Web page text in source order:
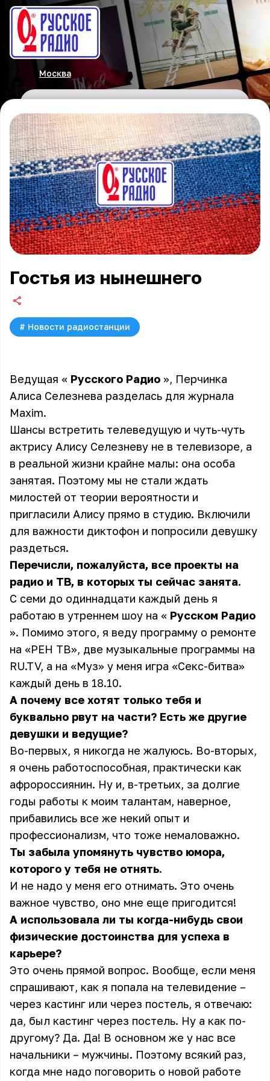
Москва
Гостья из нынешнего
# Новости радиостанции
Ведущая « Русского Радио », Перчинка
Алиса Селезнева разделась для журнала
Maxim.
Шансы встретить телеведущую и чуть-чуть
актрису Алису Селезневу не в телевизоре, а
в реальной жизни крайне малы: она особа
занятая. Поэтому мы не стали ждать
милостей от теории вероятности и
пригласили Алису прямо в студию. Включили
для важности диктофон и попросили девушку
раздеться.
Перечисли, пожалуйста, все проекты на
радио и ТВ, в которых ты сейчас занята.
С семи до одиннадцати каждый день я
работаю в утреннем шоу на « Русском Радио
». Помимо этого, я веду программу о ремонте
на «РЕН ТВ», две музыкальные программы на
RU.TV, а на «Муз» у меня игра «Секс-битва»
каждый день в 18.10.
А почему все хотят только тебя и
буквально рвут на части? Есть же другие
девушки и ведущие?
Во-первых, я никогда не жалуюсь. Во-вторых,
я очень работоспособная, практически как
афророссиянин. Ну и, в-третьих, за долгие
годы работы к моим талантам, наверное,
прибавились все же некий опыт и
профессионализм, что тоже немаловажно.
Ты забыла упомянуть чувство юмора,
которого у тебя не отнять.
И не надо у меня его отнимать. Это очень
важное чувство, оно мне еще пригодится!
А использовала ли ты когда-нибудь свои
физические достоинства для успеха в
карьере?
Это очень прямой вопрос. Вообще, если меня
спрашивают, как я попала на телевидение –
через кастинг или через постель, я отвечаю:
да, был кастинг через постель. Ну а как по-
другому? Да. Да! В основном же у нас все
начальники – мужчины. Поэтому всякий раз,
когда мне надо поговорить о новой работе